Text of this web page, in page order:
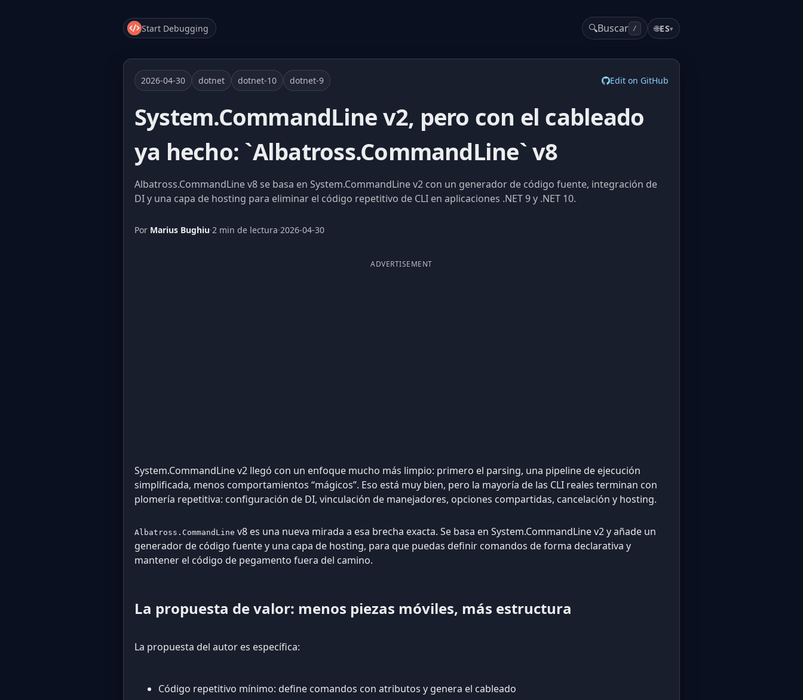
Start Debugging 🔍Buscar / 🌐ES▾
2026-04-30 dotnet dotnet-10 dotnet-9 Edit on GitHub
System.CommandLine v2, pero con el cableado
ya hecho: `Albatross.CommandLine` v8
Albatross.CommandLine v8 se basa en System.CommandLine v2 con un generador de código fuente, integración de
DI y una capa de hosting para eliminar el código repetitivo de CLI en aplicaciones .NET 9 y .NET 10.
Por Marius Bughiu·2 min de lectura·2026-04-30
ADVERTISEMENT
System.CommandLine v2 llegó con un enfoque mucho más limpio: primero el parsing, una pipeline de ejecución
simplificada, menos comportamientos “mágicos”. Eso está muy bien, pero la mayoría de las CLI reales terminan con
plomería repetitiva: configuración de DI, vinculación de manejadores, opciones compartidas, cancelación y hosting.
Albatross.CommandLine v8 es una nueva mirada a esa brecha exacta. Se basa en System.CommandLine v2 y añade un
generador de código fuente y una capa de hosting, para que puedas definir comandos de forma declarativa y
mantener el código de pegamento fuera del camino.
La propuesta de valor: menos piezas móviles, más estructura
La propuesta del autor es específica:
Código repetitivo mínimo: define comandos con atributos y genera el cableado